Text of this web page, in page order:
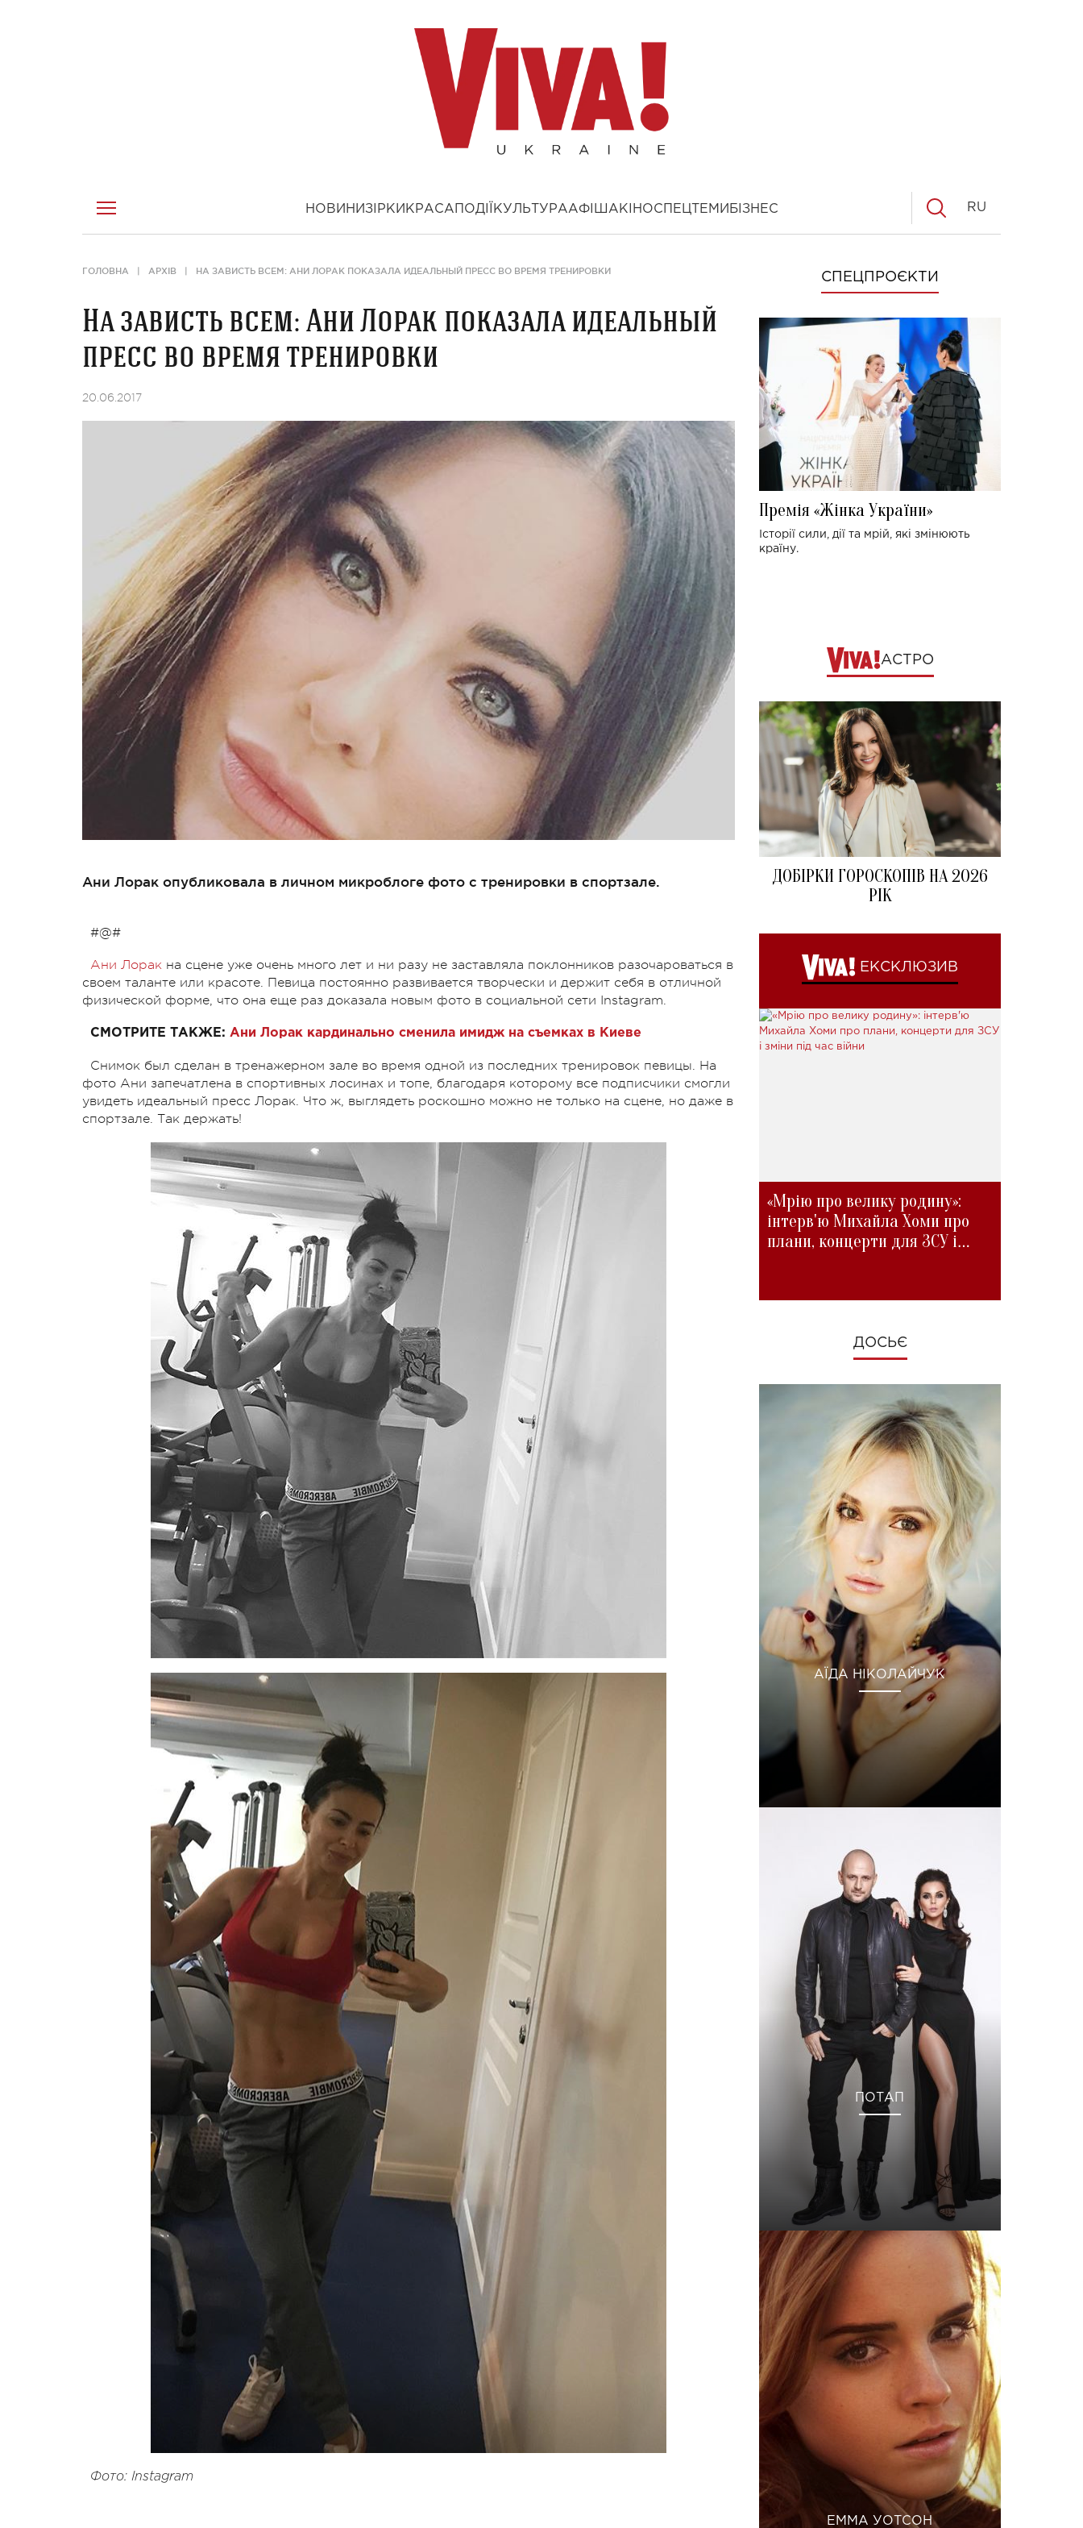
НОВИНИ ЗІРКИ КРАСА ПОДІЇ КУЛЬТУРААФІША КІНОСПЕЦТЕМИ БІЗНЕС RU
ГОЛОВНА АРХІВ НА ЗАВИСТЬ ВСЕМ: АНИ ЛОРАК ПОКАЗАЛА ИДЕАЛЬНЫЙ ПРЕСС ВО ВРЕМЯ ТРЕНИРОВКИ
На зависть всем: Ани Лорак показала идеальный
пресс во время тренировки
20.06.2017
Ани Лорак опубликовала в личном микроблоге фото с тренировки в спортзале.
#@#
Ани Лорак на сцене уже очень много лет и ни разу не заставляла поклонников разочароваться в
своем таланте или красоте. Певица постоянно развивается творчески и держит себя в отличной
физической форме, что она еще раз доказала новым фото в социальной сети Instagram.
СМОТРИТЕ ТАКЖЕ: Ани Лорак кардинально сменила имидж на съемках в Киеве
Снимок был сделан в тренажерном зале во время одной из последних тренировок певицы. На
фото Ани запечатлена в спортивных лосинах и топе, благодаря которому все подписчики смогли
увидеть идеальный пресс Лорак. Что ж, выглядеть роскошно можно не только на сцене, но даже в
спортзале. Так держать!
Фото: Instagram
СПЕЦПРОЄКТИ
Премія «Жінка України»
Історії сили, дії та мрій, які змінюють
країну.
АСТРО
ДОБІРКИ ГОРОСКОПІВ НА 2026
РІК
ЕКСКЛЮЗИВ
«Мрію про велику родину»:
інтерв'ю Михайла Хоми про
плани, концерти для ЗСУ і
ДОСЬЄ
АЇДА НІКОЛАЙЧУК
ПОТАП
ЕММА УОТСОН